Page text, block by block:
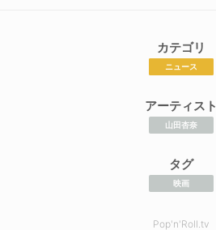
カテゴリ
ニュース
アーティスト
山田杏奈
タグ
映画
Pop'n'Roll.tv